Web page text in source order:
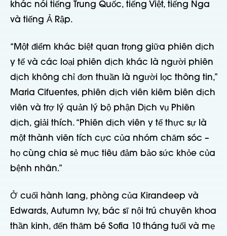
khác nói tiếng Trung Quốc, tiếng Việt, tiếng Nga
và tiếng Ả Rập.
“Một điểm khác biệt quan trọng giữa phiên dịch
y tế và các loại phiên dịch khác là người phiên
dịch không chỉ đơn thuần là người lọc thông tin,”
Maria Cifuentes, phiên dịch viên kiêm biên dịch
viên và trợ lý quản lý bộ phận Dịch vụ Phiên
dịch, giải thích. “Phiên dịch viên y tế thực sự là
một thành viên tích cực của nhóm chăm sóc –
họ cùng chia sẻ mục tiêu đảm bảo sức khỏe của
bệnh nhân.”
Ở cuối hành lang, phòng của Kirandeep và
Edwards, Autumn Ivy, bác sĩ nội trú chuyên khoa
thần kinh, đến thăm bé Sofia 10 tháng tuổi và mẹ